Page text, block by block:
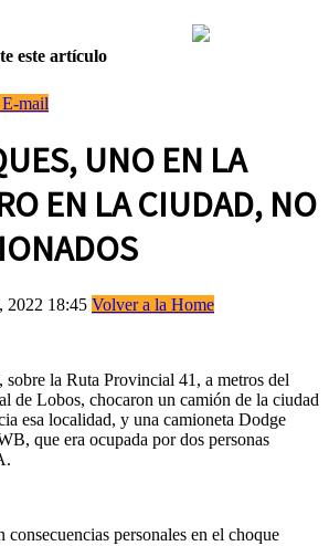
este artículo
mail
UNO EN LA
EN LA CIUDAD, NO
2022 18:45 Volver a la Home
la Ruta Provincial 41, a metros del
de Lobos, chocaron un camión de la ciudad
esa localidad, y una camioneta Dodge
que era ocupada por dos personas
consecuencias personales en el choque